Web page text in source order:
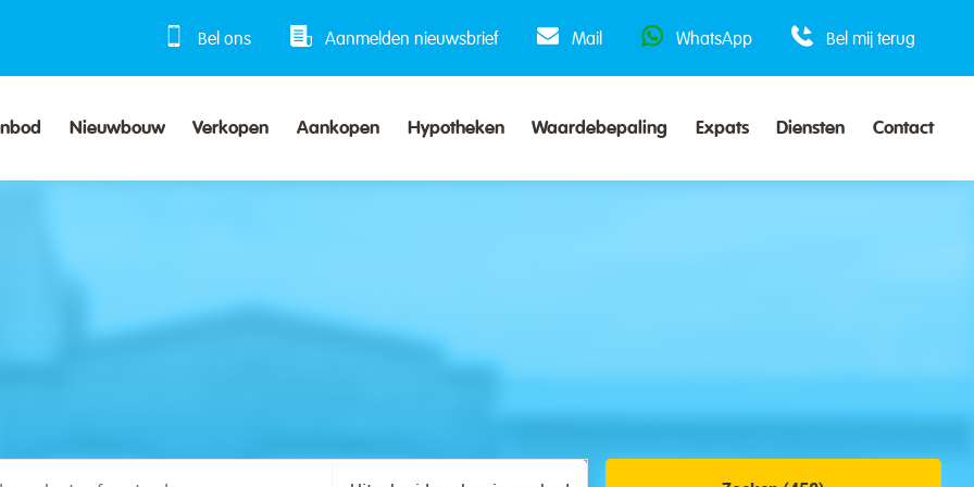
Bel ons Aanmelden nieuwsbrief Mail WhatsApp Bel mij terug
Nieuwbouw Verkopen Aankopen Hypotheken Waardebepaling Expats Diensten Contact